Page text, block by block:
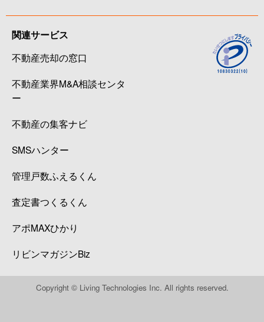
関連サービス
不動産売却の窓口
不動産業界M&A相談センタ
ー
不動産の集客ナビ
SMSハンター
管理戸数ふえるくん
査定書つくるくん
アポMAXひかり
リビンマガジンBiz
Copyright © Living Technologies Inc. All rights reserved.